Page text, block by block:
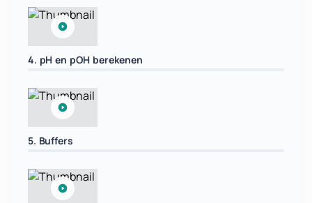
4. pH en pOH berekenen
5. Buffers